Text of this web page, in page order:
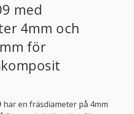
med
4mm och
för
har en fräsdiameter på 4mm